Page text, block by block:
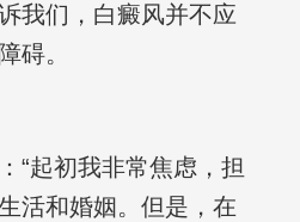
我们，白癜风并不应
碍。
“起初我非常焦虑，担
活和婚姻。但是，在